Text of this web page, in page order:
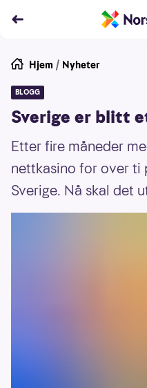
Hjem / Nyheter
BLOGG
Sverige er blitt
Etter fire måneder
nettkasino for over ti
Sverige. Nå skal det